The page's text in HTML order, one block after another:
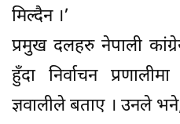
मिल्दैन ।’
प्रमुख दलहरु नेपाली
हुँदा निर्वाचन
ज्ञवालीले बताए । उनले भने,